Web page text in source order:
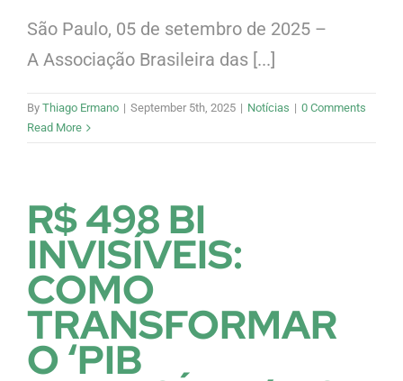
São Paulo, 05 de setembro de 2025 –
A Associação Brasileira das [...]
By Thiago Ermano | September 5th, 2025 | Notícias | 0 Comments
Read More
R$ 498 BI
INVISÍVEIS:
COMO
TRANSFORMAR
O ‘PIB